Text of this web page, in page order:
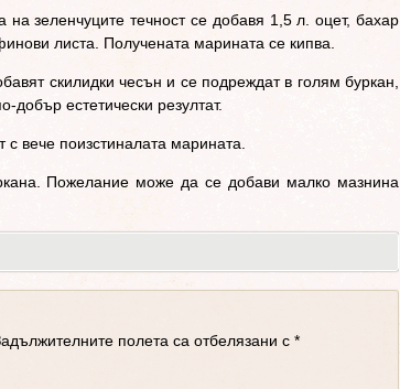
на зеленчуците течност се добавя 1,5 л. оцет, бахар
листа. Получената марината се кипва.
скилидки чесън и се подреждат в голям буркан,
добър естетически резултат.
вече поизстиналата марината.
Пожелание може да се добави малко мазнина
полета са отбелязани с *